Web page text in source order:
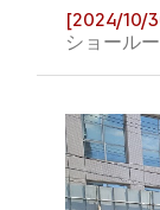
[2024/10/
ショール